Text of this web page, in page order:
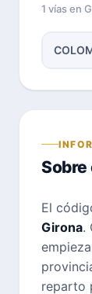
1 vías en
Sobre
El
Girona.
reparto